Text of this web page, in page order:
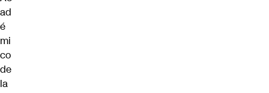
ad
é
mi
co
de
la